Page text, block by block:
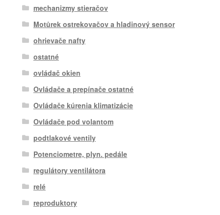
mechanizmy stieračov
Motůrek ostrekovačov a hladinový sensor
ohrievače nafty
ostatné
ovládač okien
Ovládače a prepínače ostatné
Ovládače kúrenia klimatizácie
Ovládače pod volantom
podtlakové ventily
Potenciometre, plyn. pedále
regulátory ventilátora
relé
reproduktory